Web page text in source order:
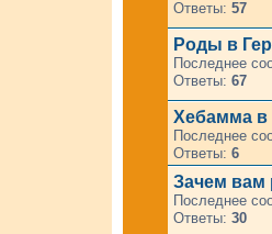
Ответы: 57
Роды в
Последнее
Ответы: 67
Хебамма в
Последнее
Ответы: 6
Зачем вам
Последнее
Ответы: 30